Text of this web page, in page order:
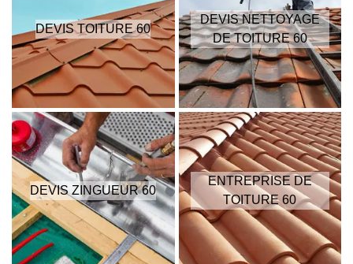
DEVIS TOITURE 60
DEVIS NETTOYAGE
DE TOITURE 60
DEVIS ZINGUEUR 60
ENTREPRISE DE
TOITURE 60